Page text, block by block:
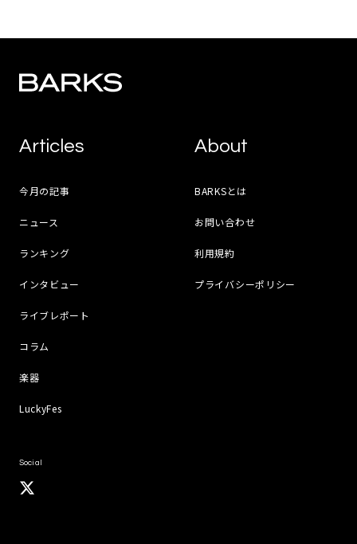
Articles
今月の記事
ニュース
ランキング
インタビュー
ライブレポート
コラム
楽器
LuckyFes
About
BARKSとは
お問い合わせ
利用規約
プライバシーポリシー
Social